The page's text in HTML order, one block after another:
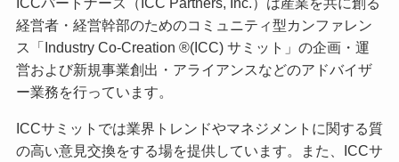
経営者・経営幹部のためのコミュニティ型カンファレン
ス「Industry Co-Creation ®(ICC) サミット」の企画・運
営および新規事業創出・アライアンスなどのアドバイザ
ー業務を行っています。
ICCサミットでは業界トレンドやマネジメントに関する質
の高い意見交換をする場を提供しています。また、ICCサ